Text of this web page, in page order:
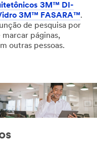
3M™ DI-
3M™ FASARA™.
de pesquisa por
marcar páginas,
outras pessoas.